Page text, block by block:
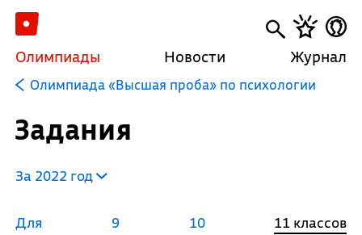
Олимпиады Новости Журнал
Олимпиада «Высшая проба» по психологии
Задания
За 2022 год
Для 9 10 11 классов